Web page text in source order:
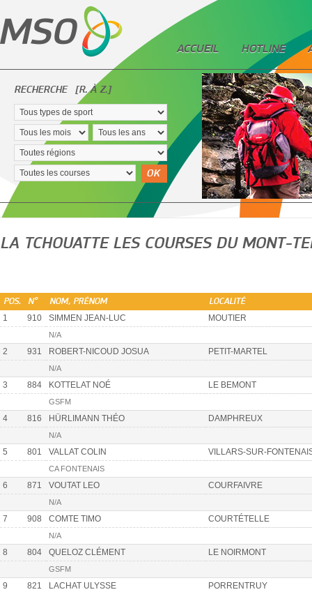
ACCUEIL HOTLINE
RECHERCHE [R. À Z.]
OK
LA TCHOUATTE LES COURSES DU MONT-
POS. N° NOM, PRÉNOM LOCALITÉ
1 910 SIMMEN JEAN-LUC MOUTIER
N/A
2 931 ROBERT-NICOUD JOSUA PETIT-MARTEL
N/A
3 884 KOTTELAT NOÉ LE BEMONT
GSFM
4 816 HÜRLIMANN THÉO DAMPHREUX
N/A
5 801 VALLAT COLIN VILLARS-SUR-
CA FONTENAIS
6 871 VOUTAT LEO COURFAIVRE
N/A
7 908 COMTE TIMO COURTÉTELLE
N/A
8 804 QUELOZ CLÉMENT LE NOIRMONT
GSFM
9 821 LACHAT ULYSSE PORRENTRUY